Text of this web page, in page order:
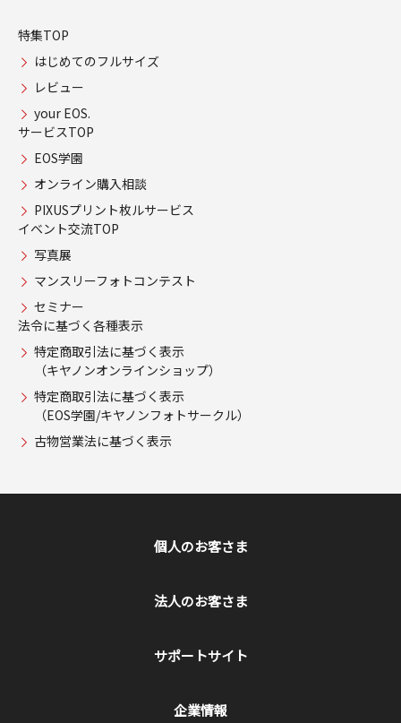
特集TOP
はじめてのフルサイズ
レビュー
your EOS.
サービスTOP
EOS学園
オンライン購入相談
PIXUSプリント枚ルサービス
イベント交流TOP
写真展
マンスリーフォトコンテスト
セミナー
法令に基づく各種表示
特定商取引法に基づく表示
（キヤノンオンラインショップ）
特定商取引法に基づく表示
（EOS学園/キヤノンフォトサークル）
古物営業法に基づく表示
個人のお客さま
法人のお客さま
サポートサイト
企業情報